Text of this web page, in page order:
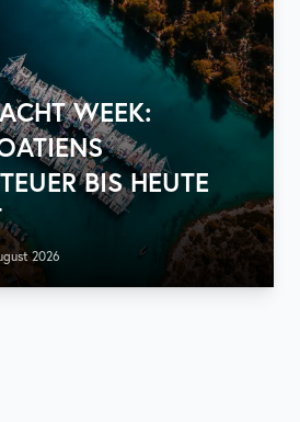
WEEK:
BIS HEUTE
2026